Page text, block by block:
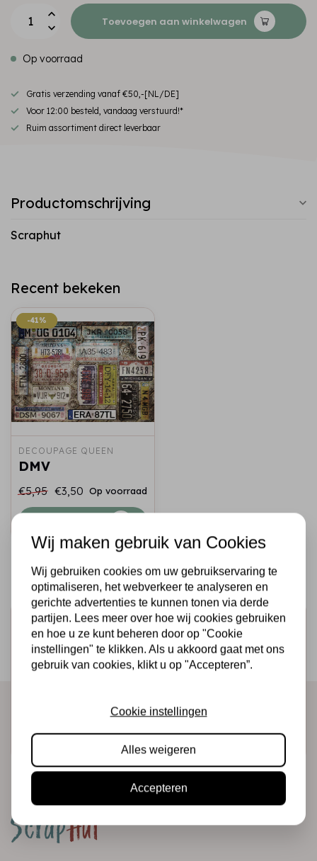
Toevoegen aan winkelwagen
Op voorraad
Gratis verzending vanaf €50,-[NL/DE]
Voor 12:00 besteld, vandaag verstuurd!*
Ruim assortiment direct leverbaar
Productomschrijving
Scraphut
Recent bekeken
-41%
-41%
DECOUPAGE QUEEN
DMV
€5,95 €3,50 Op voorraad
Schrijf je in voor de nieuwsbrief
Ontvang als eerste onze actie en nieuwe producten
direct in je mailbox!
Abonneer
Wij maken gebruik van Cookies
Wij gebruiken cookies om uw gebruikservaring te
optimaliseren, het webverkeer te analyseren en
gerichte advertenties te kunnen tonen via derde
partijen. Lees meer over hoe wij cookies gebruiken
en hoe u ze kunt beheren door op "Cookie
instellingen" te klikken. Als u akkoord gaat met ons
gebruik van cookies, klikt u op "Accepteren”.
Cookie instellingen
Alles weigeren
Accepteren